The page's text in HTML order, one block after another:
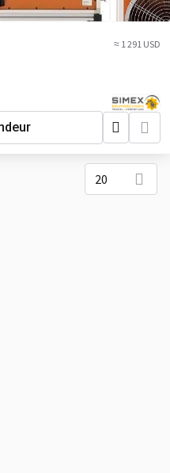
≈ 1 291 USD
20